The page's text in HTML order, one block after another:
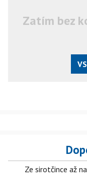
Zatím bez
Ze sirotčince až